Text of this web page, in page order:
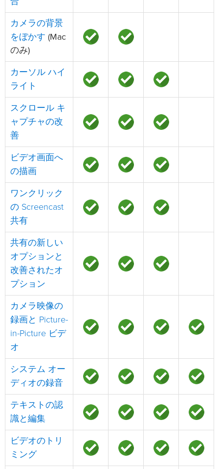
カメラの背景
をぼかす (Mac
のみ)
カーソル ハイ
ライト
スクロール キ
ャプチャの改
善
ビデオ画面へ
の描画
ワンクリック
の Screencast
共有
共有の新しい
オプションと
改善されたオ
プション
カメラ映像の
録画と Picture-
in-Picture ビデ
オ
システム オー
ディオの録音
テキストの認
識と編集
ビデオのトリ
ミング